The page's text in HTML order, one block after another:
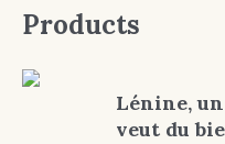
Products
Lénine,
veut du